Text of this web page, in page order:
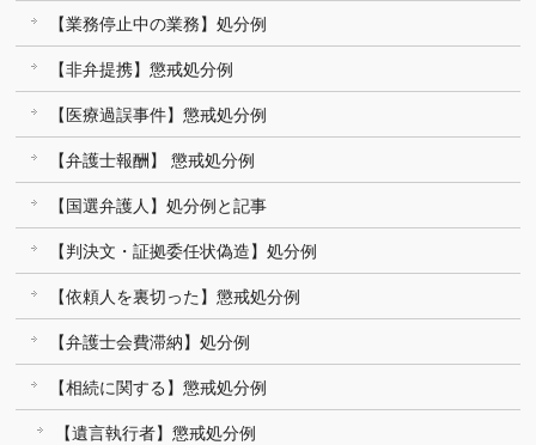
【業務停止中の業務】処分例
【非弁提携】懲戒処分例
【医療過誤事件】懲戒処分例
【弁護士報酬】 懲戒処分例
【国選弁護人】処分例と記事
【判決文・証拠委任状偽造】処分例
【依頼人を裏切った】懲戒処分例
【弁護士会費滞納】処分例
【相続に関する】懲戒処分例
【遺言執行者】懲戒処分例